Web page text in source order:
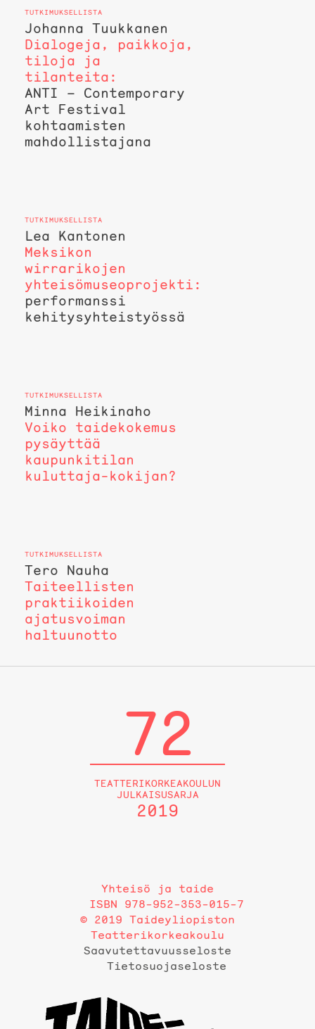
Johanna Tuukkanen
Dialogeja, paikkoja,
tiloja ja
tilanteita:
ANTI – Contemporary
Art Festival
kohtaamisten
mahdollistajana
Lea Kantonen
Meksikon
wirrarikojen
yhteisömuseoprojekti:
performanssi
kehitysyhteistyössä
Minna Heikinaho
Voiko taidekokemus
pysäyttää
kaupunkitilan
kuluttaja-kokijan?
Tero Nauha
Taiteellisten
praktiikoiden
ajatusvoiman
haltuunotto
72
TEATTERIKORKEAKOULUN
JULKAISUSARJA
2019
Yhteisö ja taide
ISBN 978-952-353-015-7
© 2019 Taideyliopiston
Teatterikorkeakoulu
Saavutettavuusseloste
Tietosuojaseloste